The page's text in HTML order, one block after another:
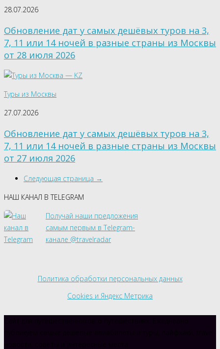
28.07.2026
Обновление дат у самых дешёвых туров на 3,
7, 11 или 14 ночей в разные страны из Москвы
от 28 июля 2026
Туры из Москвы
27.07.2026
Обновление дат у самых дешёвых туров на 3,
7, 11 или 14 ночей в разные страны из Москвы
от 27 июля 2026
Следующая страница →
НАШ КАНАЛ В TELEGRAM
Получай наши предложения
самым первым в Telegram-
канале @travelradar
Политика обработки персональных данных
Cookies и Яндекс Метрика